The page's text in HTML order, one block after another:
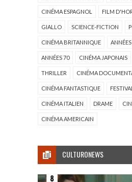
CINÉMA ESPAGNOL FILM
GIALLO SCIENCE-FICTION
CINÉMA BRITANNIQUE
ANNÉES 70 CINÉMA JAPONAIS
THRILLER CINÉMA
CINÉMA FANTASTIQUE FESTIVAL
CINÉMA ITALIEN DRAME
CINÉMA AMERICAIN
CULTURONEWS